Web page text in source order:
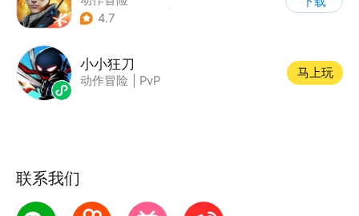
| 第三人称射击
4.7
小小狂刀
动作冒险 PvP
马上玩
联系我们